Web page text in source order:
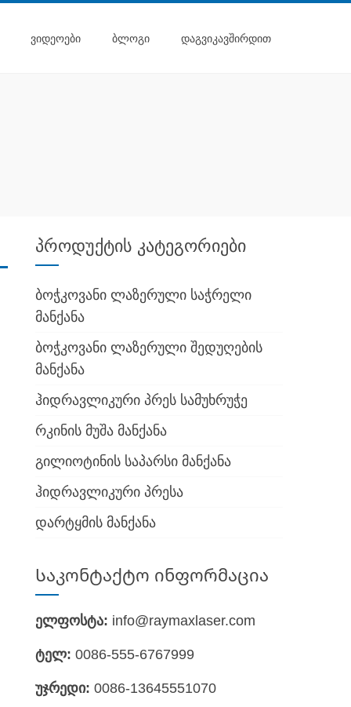
ᲕᲘᲓᲔᲝᲔᲑᲘ ᲑᲚᲝᲒᲘ ᲓᲐᲒᲕᲘᲙᲐᲕᲨᲘᲠᲓᲘᲗ
პროდუქტის კატეგორიები
ბოჭკოვანი ლაზერული საჭრელი
მანქანა
ბოჭკოვანი ლაზერული შედუღების
მანქანა
ჰიდრავლიკური პრეს სამუხრუჭე
რკინის მუშა მანქანა
გილიოტინის საპარსი მანქანა
ჰიდრავლიკური პრესა
დარტყმის მანქანა
Საკონტაქტო ინფორმაცია
ელფოსტა: info@raymaxlaser.com
ტელ: 0086-555-6767999
უჯრედი: 0086-13645551070